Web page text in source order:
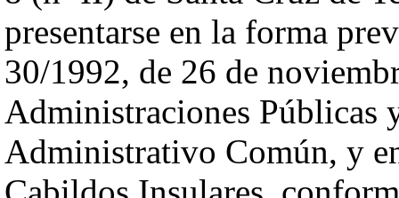
presentarse en la forma
30/1992, de 26 de
Administraciones Públicas
Administrativo Común, y